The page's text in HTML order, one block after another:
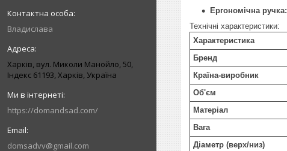
Владислава
Харків, вул. Миколи Манойло, 50,
Індекс 61193, Харків, Україна
https://domandsad.com/
domsadvv@gmail.com
Ергономічна ручка:
Технічні характеристики:
Характеристика
Бренд
Країна-виробник
Об'єм
Матеріал
Вага
Діаметр (верх/низ)